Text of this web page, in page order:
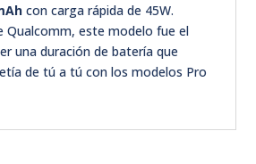
con carga rápida de 45W.
Qualcomm, este modelo fue el
una duración de batería que
de tú a tú con los modelos Pro